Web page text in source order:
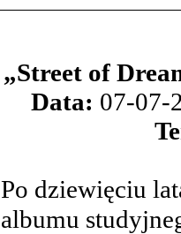
„Street of
Data: 07-07-
Po dziewięciu
albumu